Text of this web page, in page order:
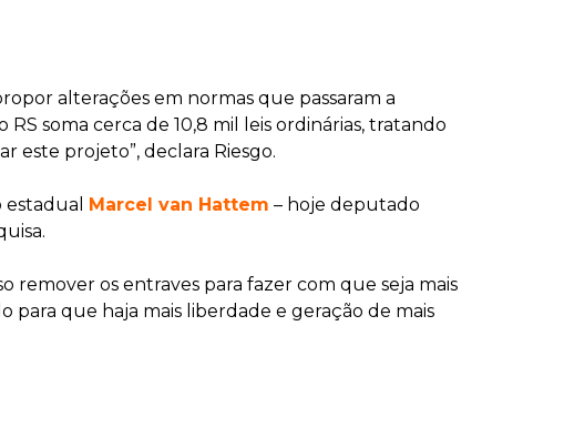
alterações em normas que passaram a
soma cerca de 10,8 mil leis ordinárias, tratando
este projeto”, declara Riesgo.
Marcel van Hattem – hoje deputado
remover os entraves para fazer com que seja mais
que haja mais liberdade e geração de mais